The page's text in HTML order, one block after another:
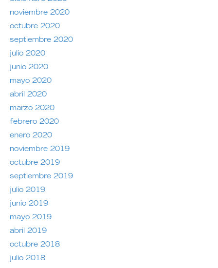
noviembre 2020
octubre 2020
septiembre 2020
julio 2020
junio 2020
mayo 2020
abril 2020
marzo 2020
febrero 2020
enero 2020
noviembre 2019
octubre 2019
septiembre 2019
julio 2019
junio 2019
mayo 2019
abril 2019
octubre 2018
julio 2018